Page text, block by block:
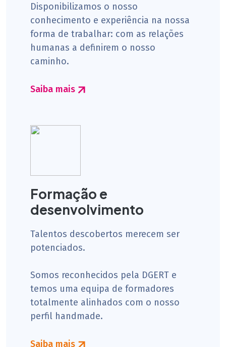
Disponibilizamos o nosso
conhecimento e experiência na nossa
forma de trabalhar: com as relações
humanas a definirem o nosso
caminho.
Saiba mais
Formação e
desenvolvimento
Talentos descobertos merecem ser
potenciados.
Somos reconhecidos pela DGERT e
temos uma equipa de formadores
totalmente alinhados com o nosso
perfil handmade.
Saiba mais